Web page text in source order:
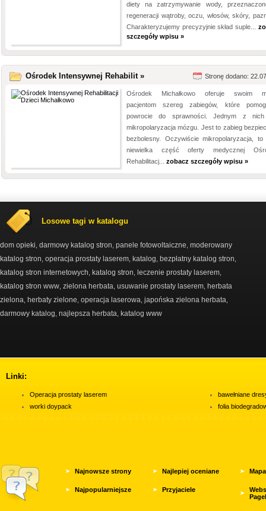
diety na zatrzymywanie wody,
regeneracji wątroby, oczu, włosów, skóry,
Charakteryzujemy precyzyjnie skład suple...
szczegóły wpisu »
Ośrodek Intensywnej Rehabilit » Stronę dodano:
Ośrodek Michałkowo oferuje swoim
pacjentom szereg zabiegów, które
powrocie do sprawności. Jednym z
mikropolaryzacja mózgu. Jest to zabieg
bezbolesny. Oczywiście mikropolaryzacja, to
niewielka część oferty medycznej
Rehabilitacj... zobacz szczegóły wpisu »
Losowe tagi w katalogu
dom opieki darmowy katalog stron panele fotowoltaiczne moderowany
katalog stron operacja prostaty laserem katalog bezpłatny katalog stron
katalog stron internetowych katalog stron leczenie prostaty laserem
katalog stron www zielona herbata usuwanie prostaty laserem herbata
zielona herbaty zielone operacja laserowa japońska zielona herbata
darmowy katalog najlepsza herbata katalog www
Linki:
Operacja prostaty laserem
worki doypack
bawełniane
folia
Najnowsze strony Najlepiej oceniane
Najpopularniejsze Przyjaciele